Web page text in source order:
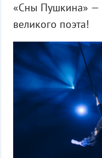
«Сны Пушкина» —
великого поэта!